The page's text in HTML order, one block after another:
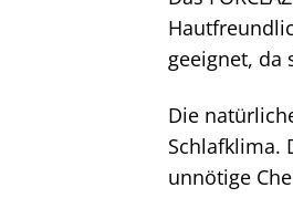
geeignet, da
Die
Schlafklima.
unnötige